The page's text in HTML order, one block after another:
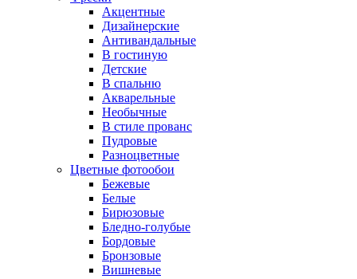
Акцентные
Дизайнерские
Антивандальные
В гостиную
Детские
В спальню
Акварельные
Необычные
В стиле прованс
Пудровые
Разноцветные
Цветные фотообои
Бежевые
Белые
Бирюзовые
Бледно-голубые
Бордовые
Бронзовые
Вишневые